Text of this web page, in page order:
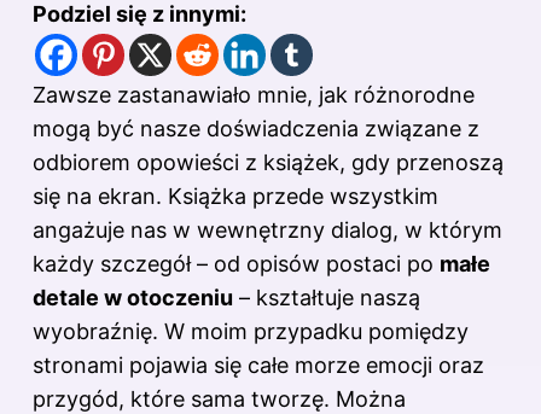
Podziel się z innymi:
Zawsze zastanawiało mnie, jak różnorodne
mogą być nasze doświadczenia związane z
odbiorem opowieści z książek, gdy przenoszą
się na ekran. Książka przede wszystkim
angażuje nas w wewnętrzny dialog, w którym
każdy szczegół – od opisów postaci po małe
detale w otoczeniu – kształtuje naszą
wyobraźnię. W moim przypadku pomiędzy
stronami pojawia się całe morze emocji oraz
przygód, które sama tworzę. Można